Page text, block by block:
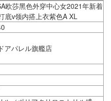
欧莎黑色外穿中心女2021年新着
底v领内搭上衣紫色A XL
アパレル旗艦店